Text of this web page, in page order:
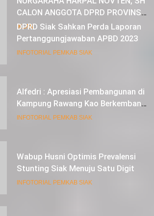
DPRD Siak Sahkan Perda Laporan
Pertanggungjawaban APBD 2023
INFOTORIAL PEMKAB SIAK
Alfedri : Apresiasi Pembangunan di
Kampung Rawang Kao Berkembang
Pesat
INFOTORIAL PEMKAB SIAK
Wabup Husni Optimis Prevalensi
Stunting Siak Menuju Satu Digit
INFOTORIAL PEMKAB SIAK